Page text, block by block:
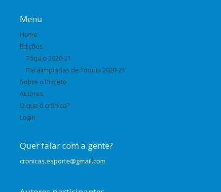
Menu
Home
Edições
Tóquio 2020-21
Paralimpíadas de Tóquio 2020-21
Sobre o Projeto
Autores
O que é crônica?
Login
Quer falar com a gente?
cronicas.esporte@gmail.com